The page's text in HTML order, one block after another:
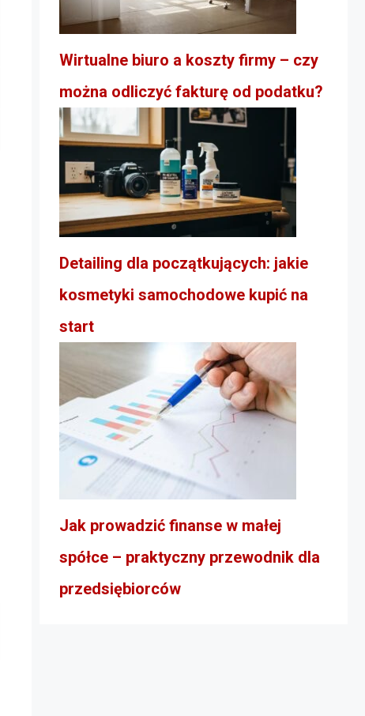
Wirtualne biuro a koszty firmy – czy
można odliczyć fakturę od podatku?
Detailing dla początkujących: jakie
kosmetyki samochodowe kupić na
start
Jak prowadzić finanse w małej
spółce – praktyczny przewodnik dla
przedsiębiorców